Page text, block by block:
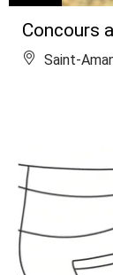
Concours
Saint-